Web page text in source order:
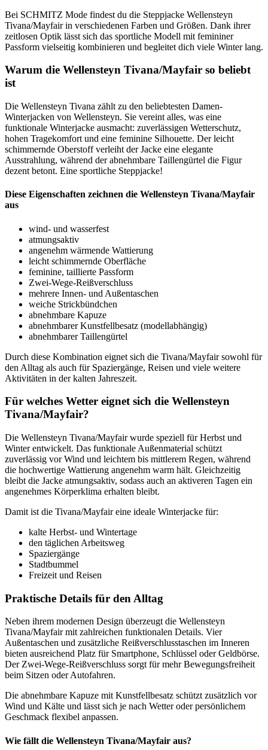
Bei SCHMITZ Mode findest du die Steppjacke Wellensteyn
Tivana/Mayfair in verschiedenen Farben und Größen. Dank ihrer
zeitlosen Optik lässt sich das sportliche Modell mit femininer
Passform vielseitig kombinieren und begleitet dich viele Winter lang.
Warum die Wellensteyn Tivana/Mayfair so beliebt
ist
Die Wellensteyn Tivana zählt zu den beliebtesten Damen-
Winterjacken von Wellensteyn. Sie vereint alles, was eine
funktionale Winterjacke ausmacht: zuverlässigen Wetterschutz,
hohen Tragekomfort und eine feminine Silhouette. Der leicht
schimmernde Oberstoff verleiht der Jacke eine elegante
Ausstrahlung, während der abnehmbare Taillengürtel die Figur
dezent betont. Eine sportliche Steppjacke!
Diese Eigenschaften zeichnen die Wellensteyn Tivana/Mayfair
aus
wind- und wasserfest
atmungsaktiv
angenehm wärmende Wattierung
leicht schimmernde Oberfläche
feminine, taillierte Passform
Zwei-Wege-Reißverschluss
mehrere Innen- und Außentaschen
weiche Strickbündchen
abnehmbare Kapuze
abnehmbarer Kunstfellbesatz (modellabhängig)
abnehmbarer Taillengürtel
Durch diese Kombination eignet sich die Tivana/Mayfair sowohl für
den Alltag als auch für Spaziergänge, Reisen und viele weitere
Aktivitäten in der kalten Jahreszeit.
Für welches Wetter eignet sich die Wellensteyn
Tivana/Mayfair?
Die Wellensteyn Tivana/Mayfair wurde speziell für Herbst und
Winter entwickelt. Das funktionale Außenmaterial schützt
zuverlässig vor Wind und leichtem bis mittlerem Regen, während
die hochwertige Wattierung angenehm warm hält. Gleichzeitig
bleibt die Jacke atmungsaktiv, sodass auch an aktiveren Tagen ein
angenehmes Körperklima erhalten bleibt.
Damit ist die Tivana/Mayfair eine ideale Winterjacke für:
kalte Herbst- und Wintertage
den täglichen Arbeitsweg
Spaziergänge
Stadtbummel
Freizeit und Reisen
Praktische Details für den Alltag
Neben ihrem modernen Design überzeugt die Wellensteyn
Tivana/Mayfair mit zahlreichen funktionalen Details. Vier
Außentaschen und zusätzliche Reißverschlusstaschen im Inneren
bieten ausreichend Platz für Smartphone, Schlüssel oder Geldbörse.
Der Zwei-Wege-Reißverschluss sorgt für mehr Bewegungsfreiheit
beim Sitzen oder Autofahren.
Die abnehmbare Kapuze mit Kunstfellbesatz schützt zusätzlich vor
Wind und Kälte und lässt sich je nach Wetter oder persönlichem
Geschmack flexibel anpassen.
Wie fällt die Wellensteyn Tivana/Mayfair aus?